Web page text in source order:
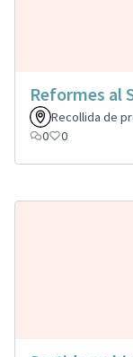
Reformes al
Recollida de
0
0